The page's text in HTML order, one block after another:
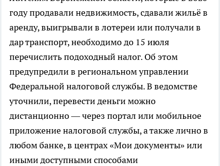
году продавали недвижимость, сдавали жильё в
аренду, выигрывали в лотереи или получали в
дар транспорт, необходимо до 15 июля
перечислить подоходный налог. Об этом
предупредили в региональном управлении
Федеральной налоговой службы. В ведомстве
уточнили, перевести деньги можно
дистанционно — через портал или мобильное
приложение налоговой службы, а также лично в
любом банке, в центрах «Мои документы» или
иными доступными способами